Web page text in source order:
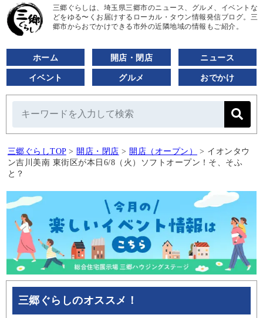
三郷ぐらしは、埼玉県三郷市のニュース、グルメ、イベントな
どをゆる〜くお届けするローカル・タウン情報発信ブログ。三
郷市からおでかけできる市外の近隣地域の情報もご紹介。
ホーム 開店・閉店 ニュース
イベント グルメ おでかけ
三郷ぐらしTOP > 開店・閉店 > 開店（オープン） > イオンタウ
ン吉川美南 東街区が本日6/8（火）ソフトオープン！そ、そふ
と？
三郷ぐらしのオススメ！